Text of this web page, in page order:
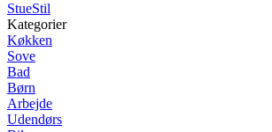
StueStil
Kategorier
Køkken
Sove
Bad
Børn
Arbejde
Udendørs